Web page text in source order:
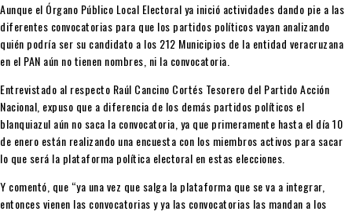
Aunque el Órgano Público Local Electoral ya inició actividades dando pie a las
diferentes convocatorias para que los partidos políticos vayan analizando
quién podría ser su candidato a los 212 Municipios de la entidad veracruzana
en el PAN aún no tienen nombres, ni la convocatoria.
Entrevistado al respecto Raúl Cancino Cortés Tesorero del Partido Acción
Nacional, expuso que a diferencia de los demás partidos políticos el
blanquiazul aún no saca la convocatoria, ya que primeramente hasta el día 10
de enero están realizando una encuesta con los miembros activos para sacar
lo que será la plataforma política electoral en estas elecciones.
Y comentó, que “ya una vez que salga la plataforma que se va a integrar,
entonces vienen las convocatorias y ya las convocatorias las mandan a los